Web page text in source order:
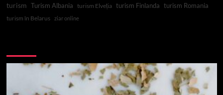
turism Turism Albania turism Elveția turism Finlanda turism Romania
turism în Belarus ziar online